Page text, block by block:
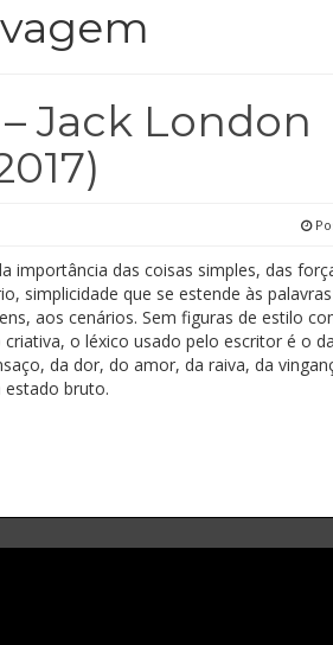
Jack London
importância das coisas simples, das
simplicidade que se estende às
aos cenários. Sem figuras de estilo
o léxico usado pelo escritor é o
da dor, do amor, da raiva, da
estado bruto.